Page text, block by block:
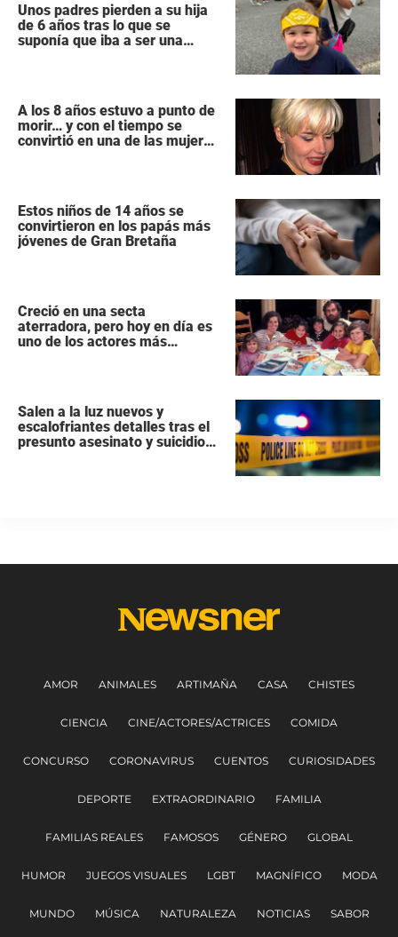
Unos padres pierden a su hija
de 6 años tras lo que se
suponía que iba a ser una
A los 8 años estuvo a punto de
morir… y con el tiempo se
convirtió en una de las mujeres
Estos niños de 14 años se
convirtieron en los papás más
jóvenes de Gran Bretaña
Creció en una secta
aterradora, pero hoy en día es
uno de los actores más
Salen a la luz nuevos y
escalofriantes detalles tras el
presunto asesinato y suicidio
AMOR ANIMALES ARTIMAÑA CASA CHISTES
CIENCIA CINE/ACTORES/ACTRICES COMIDA
CONCURSO CORONAVIRUS CUENTOS CURIOSIDADES
DEPORTE EXTRAORDINARIO FAMILIA
FAMILIAS REALES FAMOSOS GÉNERO GLOBAL
HUMOR JUEGOS VISUALES LGBT MAGNÍFICO MODA
MUNDO MÚSICA NATURALEZA NOTICIAS SABOR